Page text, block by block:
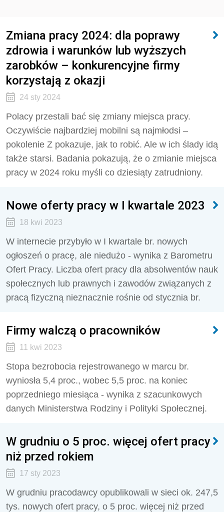
Zmiana pracy 2024: dla poprawy
zdrowia i warunków lub wyższych
zarobków – konkurencyjne firmy
korzystają z okazji
24 sty 2024
Polacy przestali bać się zmiany miejsca pracy.
Oczywiście najbardziej mobilni są najmłodsi –
pokolenie Z pokazuje, jak to robić. Ale w ich ślady idą
także starsi. Badania pokazują, że o zmianie miejsca
pracy w 2024 roku myśli co dziesiąty zatrudniony.
Nowe oferty pracy w I kwartale 2023
18 kwi 2023
W internecie przybyło w I kwartale br. nowych
ogłoszeń o pracę, ale niedużo - wynika z Barometru
Ofert Pracy. Liczba ofert pracy dla absolwentów nauk
społecznych lub prawnych i zawodów związanych z
pracą fizyczną nieznacznie rośnie od stycznia br.
Firmy walczą o pracowników
11 kwi 2023
Stopa bezrobocia rejestrowanego w marcu br.
wyniosła 5,4 proc., wobec 5,5 proc. na koniec
poprzedniego miesiąca - wynika z szacunkowych
danych Ministerstwa Rodziny i Polityki Społecznej.
W grudniu o 5 proc. więcej ofert pracy
niż przed rokiem
17 sty 2023
W grudniu pracodawcy opublikowali w sieci ok. 247,5
tys. nowych ofert pracy, o 5 proc. więcej niż przed